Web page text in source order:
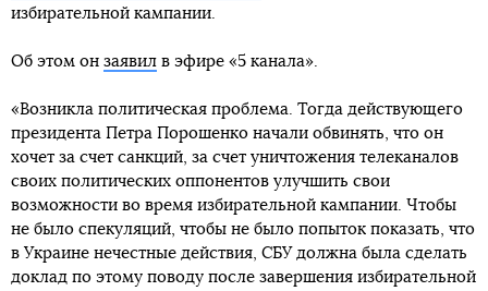
избирательной кампании.
Об этом он заявил в эфире «5 канала».
«Возникла политическая проблема. Тогда действующего
президента Петра Порошенко начали обвинять, что он
хочет за счет санкций, за счет уничтожения телеканалов
своих политических оппонентов улучшить свои
возможности во время избирательной кампании. Чтобы
не было спекуляций, чтобы не было попыток показать, что
в Украине нечестные действия, СБУ должна была сделать
доклад по этому поводу после завершения избирательной